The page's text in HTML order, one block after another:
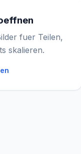
fuer Teilen,
skalieren.